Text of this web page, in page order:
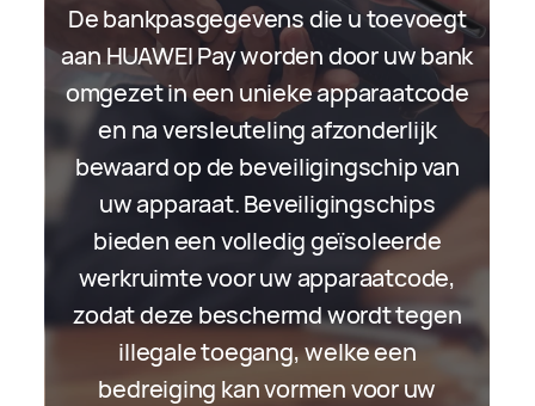
Assistant∙TODAY biedt
gepersonaliseerde AI Tips-diensten
en newsfeeds. Waar mogelijk
proberen we al uw persoonlijke
informatie lokaal te verwerken op uw
apparaat. Bij een samenwerking met
derden maken we gebruik van
willekeurige identificaties om te
voorkomen dat de partners uw
identiteit herkennen.
De bankpasgegevens die u toevoegt
aan HUAWEI Pay worden door uw bank
omgezet in een unieke apparaatcode
en na versleuteling afzonderlijk
bewaard op de beveiligingschip van
uw apparaat. Beveiligingschips
bieden een volledig geïsoleerde
werkruimte voor uw apparaatcode,
zodat deze beschermd wordt tegen
illegale toegang, welke een
bedreiging kan vormen voor uw